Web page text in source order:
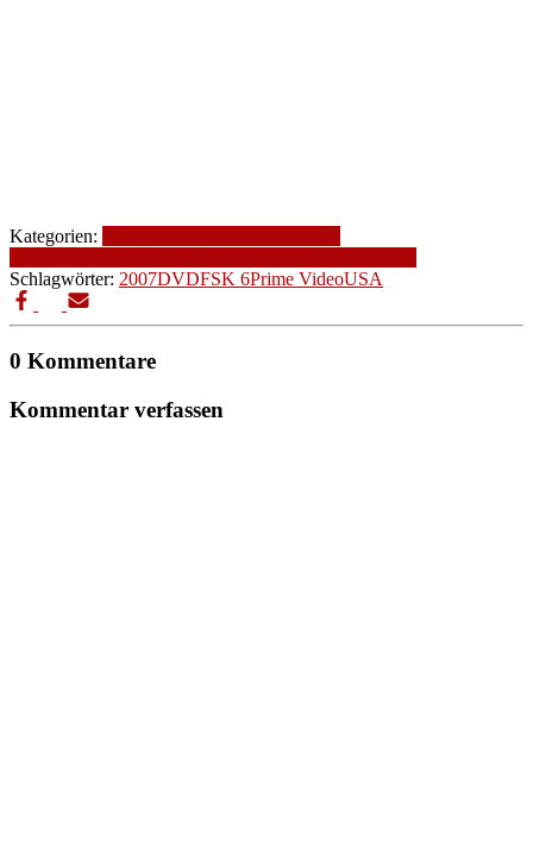
Kategorien:
Schlagwörter: 2007DVDFSK 6Prime VideoUSA
0 Kommentare
Kommentar verfassen